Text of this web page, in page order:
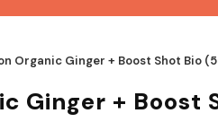
Organic Ginger + Boost Shot Bio
Ginger + Boost